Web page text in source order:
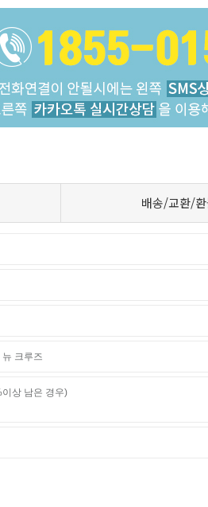
배송/교환/
크루즈
상 남은 경우)